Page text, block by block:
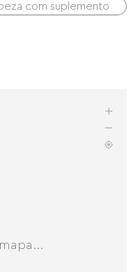
com suplemento